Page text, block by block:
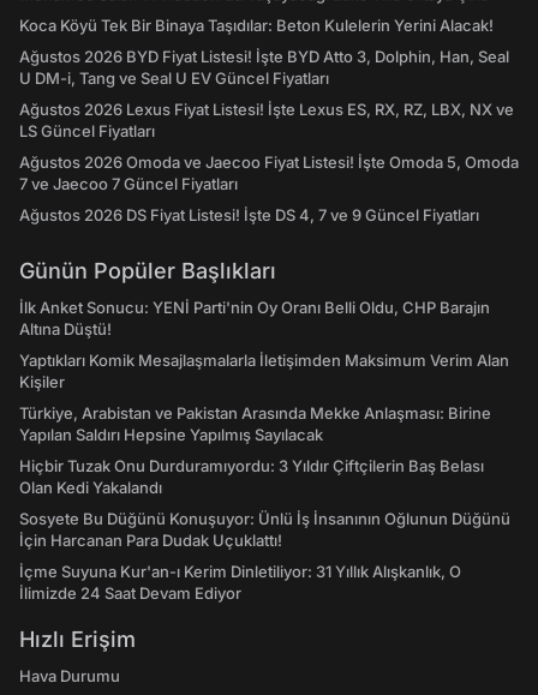
Koca Köyü Tek Bir Binaya Taşıdılar: Beton Kulelerin Yerini Alacak!
Ağustos 2026 BYD Fiyat Listesi! İşte BYD Atto 3, Dolphin, Han, Seal
U DM-i, Tang ve Seal U EV Güncel Fiyatları
Ağustos 2026 Lexus Fiyat Listesi! İşte Lexus ES, RX, RZ, LBX, NX ve
LS Güncel Fiyatları
Ağustos 2026 Omoda ve Jaecoo Fiyat Listesi! İşte Omoda 5, Omoda
7 ve Jaecoo 7 Güncel Fiyatları
Ağustos 2026 DS Fiyat Listesi! İşte DS 4, 7 ve 9 Güncel Fiyatları
Günün Popüler Başlıkları
İlk Anket Sonucu: YENİ Parti'nin Oy Oranı Belli Oldu, CHP Barajın
Altına Düştü!
Yaptıkları Komik Mesajlaşmalarla İletişimden Maksimum Verim Alan
Kişiler
Türkiye, Arabistan ve Pakistan Arasında Mekke Anlaşması: Birine
Yapılan Saldırı Hepsine Yapılmış Sayılacak
Hiçbir Tuzak Onu Durduramıyordu: 3 Yıldır Çiftçilerin Baş Belası
Olan Kedi Yakalandı
Sosyete Bu Düğünü Konuşuyor: Ünlü İş İnsanının Oğlunun Düğünü
İçin Harcanan Para Dudak Uçuklattı!
İçme Suyuna Kur'an-ı Kerim Dinletiliyor: 31 Yıllık Alışkanlık, O
İlimizde 24 Saat Devam Ediyor
Hızlı Erişim
Hava Durumu